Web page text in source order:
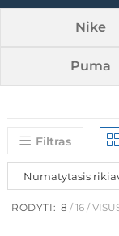
Nike
Puma
Filtras
RODYTI: 8 16